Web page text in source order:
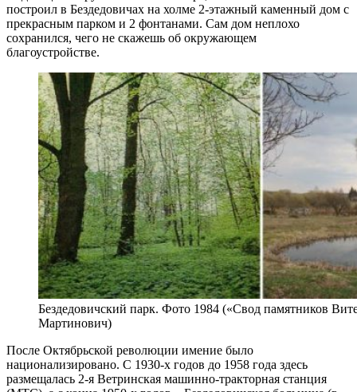
построил в Бездедовичах на холме 2-этажный каменный дом с
прекрасным парком и 2 фонтанами. Сам дом неплохо
сохранился, чего не скажешь об окружающем
благоустройстве.
Бездедовичский парк. Фото 1984 («Свод памятников
Мартинович)
После Октябрьской революции имение было
национализировано. С 1930-х годов до 1958 года здесь
размещалась 2-я Ветринская машинно-тракторная станция